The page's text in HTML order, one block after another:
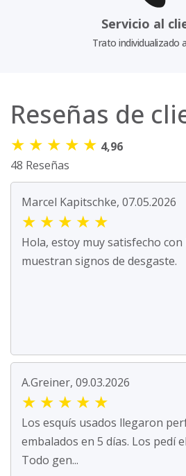
Servicio al
Trato individualizado
Reseñas de
★ ★ ★ ★ ★ 4,96
48 Reseñas
Marcel Kapitschke, 07.05.2026
★ ★ ★ ★ ★
Hola, estoy muy satisfecho con
muestran signos de desgaste.
A.Greiner, 09.03.2026
★ ★ ★ ★ ★
Los esquís usados llegaron
embalados en 5 días. Los pedí
Todo gen...